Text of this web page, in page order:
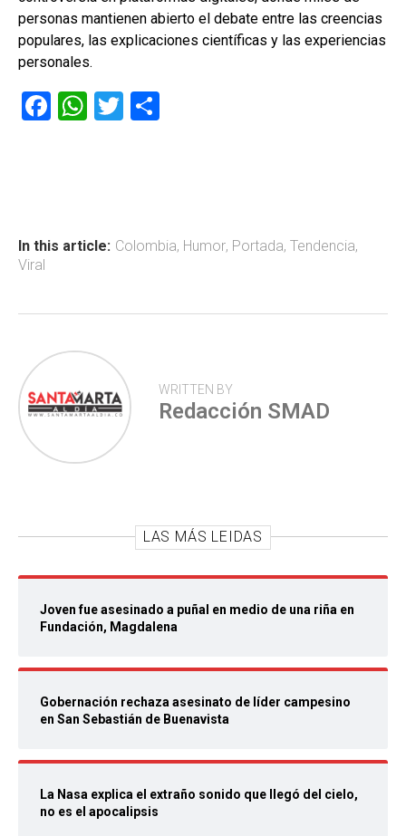
personas mantienen abierto el debate entre las creencias
populares, las explicaciones científicas y las experiencias
personales.
F
ok
W
p
T
tir
In this article: Colombia, Humor, Portada, Tendencia,
Viral
WRITTEN BY
Redacción SMAD
LAS MÁS LEIDAS
Joven fue asesinado a puñal en medio de una riña en
Fundación, Magdalena
Gobernación rechaza asesinato de líder campesino
en San Sebastián de Buenavista
La Nasa explica el extraño sonido que llegó del cielo,
no es el apocalipsis